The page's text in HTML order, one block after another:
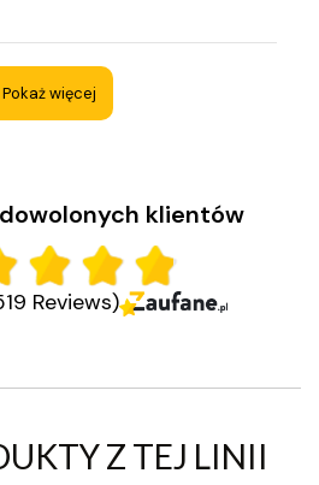
Pokaż więcej
klientów
Reviews)
Z TEJ LINII